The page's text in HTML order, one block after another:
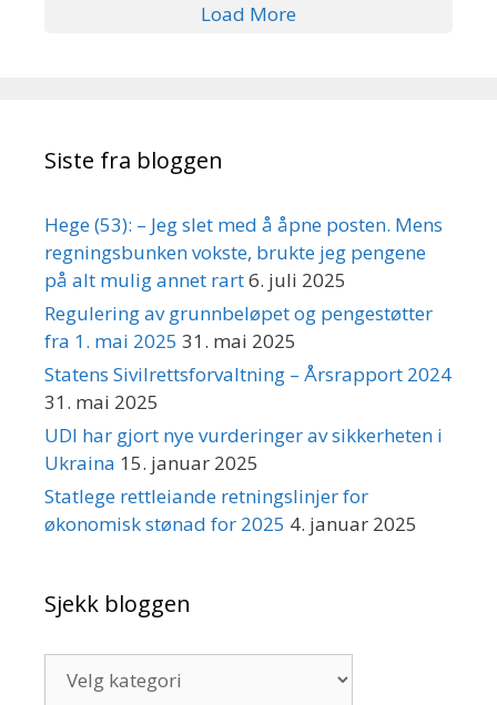
Load More
Siste fra bloggen
Hege (53): – Jeg slet med å åpne posten. Mens
regningsbunken vokste, brukte jeg pengene
på alt mulig annet rart6. juli 2025
Regulering av grunnbeløpet og pengestøtter
fra 1. mai 2025 31. mai 2025
Statens Sivilrettsforvaltning – Årsrapport 2024
31. mai 2025
UDI har gjort nye vurderinger av sikkerheten i
Ukraina 15. januar 2025
Statlege rettleiande retningslinjer for
økonomisk stønad for 2025 4. januar 2025
Sjekk bloggen
bloggen